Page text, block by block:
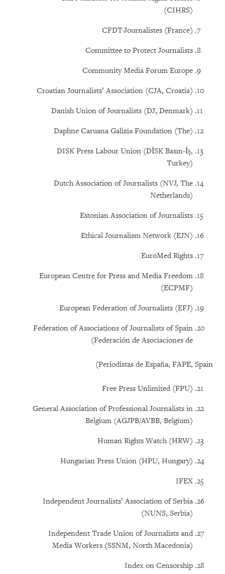
(CIHRS)
CFDT-Journalistes (France)
Committee to Protect Journalists
Community Media Forum Europe
Croatian Journalists’ Association (CJA, Croatia)
Danish Union of Journalists (DJ, Denmark)
(The) Daphne Caruana Galizia Foundation
DISK Press Labour Union (DİSK Basın-İş,
Turkey)
Dutch Association of Journalists (NVJ, The
Netherlands)
Estonian Association of Journalists
Ethical Journalism Network (EJN)
EuroMed Rights
European Centre for Press and Media Freedom
(ECPMF)
European Federation of Journalists (EFJ)
Federation of Associations of Journalists of Spain
(Federación de Asociaciones de
Periodistas de España, FAPE, Spain)
Free Press Unlimited (FPU)
General Association of Professional Journalists in
Belgium (AGJPB/AVBB, Belgium)
Human Rights Watch (HRW)
Hungarian Press Union (HPU, Hungary)
IFEX
Independent Journalists’ Association of Serbia
(NUNS, Serbia)
Independent Trade Union of Journalists and
Media Workers (SSNM, North Macedonia)
Index on Censorship